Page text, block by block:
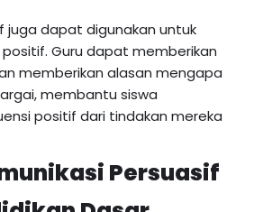
juga dapat digunakan untuk
Guru dapat memberikan
memberikan alasan mengapa
membantu siswa
positif dari tindakan mereka
Persuasif